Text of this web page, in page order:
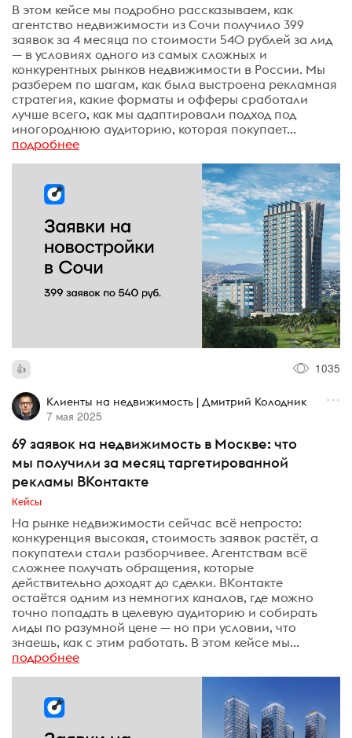
В этом кейсе мы подробно рассказываем, как
агентство недвижимости из Сочи получило 399
заявок за 4 месяца по стоимости 540 рублей за лид
— в условиях одного из самых сложных и
конкурентных рынков недвижимости в России. Мы
разберем по шагам, как была выстроена рекламная
стратегия, какие форматы и офферы сработали
лучше всего, как мы адаптировали подход под
иногороднюю аудиторию, которая покупает...
подробнее
1035
Клиенты на недвижимость | Дмитрий Колодник
7 мая 2025
69 заявок на недвижимость в Москве: что
мы получили за месяц таргетированной
рекламы ВКонтакте
Кейсы
На рынке недвижимости сейчас всё непросто:
конкуренция высокая, стоимость заявок растёт, а
покупатели стали разборчивее. Агентствам всё
сложнее получать обращения, которые
действительно доходят до сделки. ВКонтакте
остаётся одним из немногих каналов, где можно
точно попадать в целевую аудиторию и собирать
лиды по разумной цене — но при условии, что
знаешь, как с этим работать. В этом кейсе мы...
подробнее